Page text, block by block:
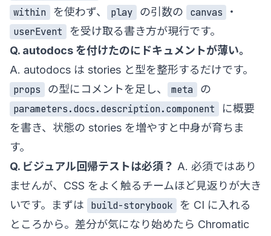
within
を使わず、 play の引数の canvas
・
userEvent
を受け取る書き方が現行です。
Q. autodocs を付けたのにドキュメントが薄い。
A. autodocs は stories と型を整形するだけです。
props
の型にコメントを足し、 meta
の
parameters.docs.description.component
に概要
を書き、状態の stories を増やすと中身が育ちま
す。
Q. ビジュアル回帰テストは必須？ A. 必須ではあり
ませんが、CSS をよく触るチームほど見返りが大き
いです。まずは
build-storybook
を CI に入れる
ところから。差分が気になり始めたら Chromatic